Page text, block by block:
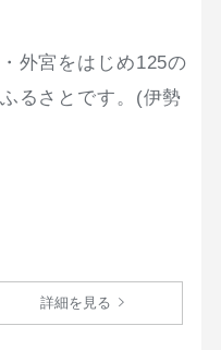
外宮をはじめ125の
るさとです。(伊勢
詳細を見る